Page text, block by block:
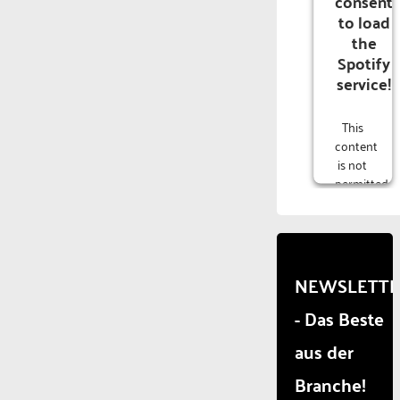
to load
the
Spotify
service!
This
content
is not
permitted
due to
that
are
not
disclosed
to the
The
- Das Beste
aus der
Branche!